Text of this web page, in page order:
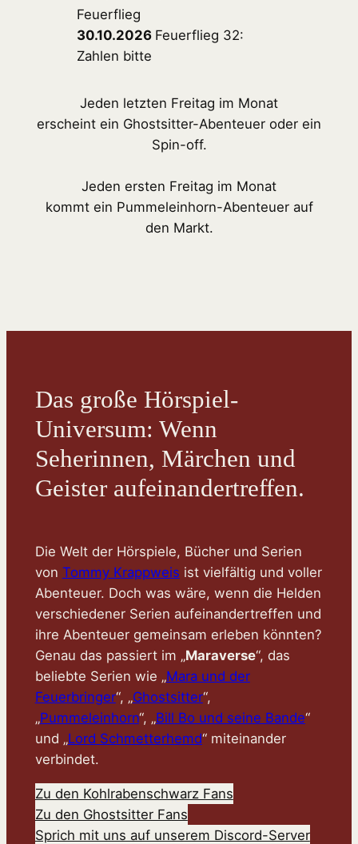
30.10.2026 Feuerflieg 32:
Zahlen bitte
Jeden letzten Freitag im Monat
erscheint ein Ghostsitter-Abenteuer oder ein
Spin-off.
Jeden ersten Freitag im Monat
kommt ein Pummeleinhorn-Abenteuer auf
den Markt.
Das große Hörspiel-
Universum: Wenn
Seherinnen, Märchen und
Geister aufeinandertreffen.
Die Welt der Hörspiele, Bücher und Serien
von Tommy Krappweis ist vielfältig und voller
Abenteuer. Doch was wäre, wenn die Helden
verschiedener Serien aufeinandertreffen und
ihre Abenteuer gemeinsam erleben könnten?
Genau das passiert im „Maraverse“, das
beliebte Serien wie „Mara und der
Feuerbringer“, „Ghostsitter“,
„Pummeleinhorn“, „Bill Bo und seine Bande“
und „Lord Schmetterhemd“ miteinander
verbindet.
Zu den Kohlrabenschwarz Fans
Zu den Ghostsitter Fans
Sprich mit uns auf unserem Discord-Server